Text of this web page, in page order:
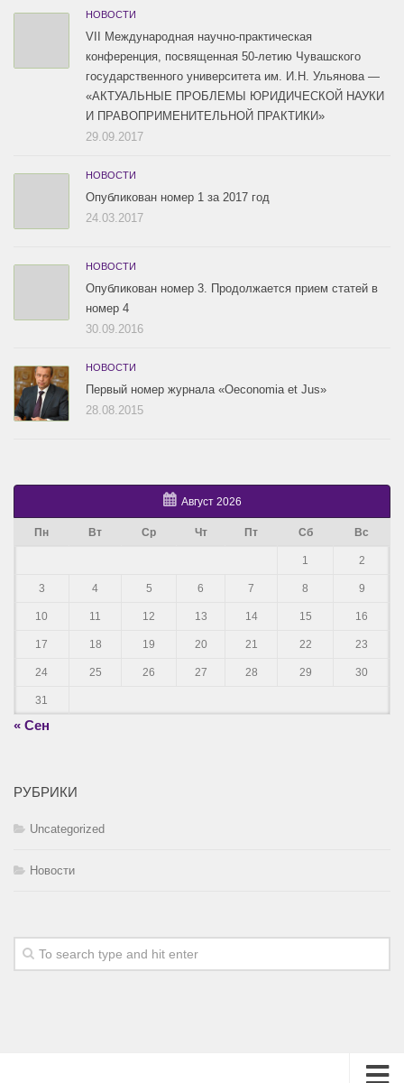
НОВОСТИ
VII Международная научно-практическая
конференция, посвященная 50-летию Чувашского
государственного университета им. И.Н. Ульянова —
«АКТУАЛЬНЫЕ ПРОБЛЕМЫ ЮРИДИЧЕСКОЙ НАУКИ
И ПРАВОПРИМЕНИТЕЛЬНОЙ ПРАКТИКИ»
29.09.2017
НОВОСТИ
Опубликован номер 1 за 2017 год
24.03.2017
НОВОСТИ
Опубликован номер 3. Продолжается прием статей в
номер 4
30.09.2016
НОВОСТИ
Первый номер журнала «Oeconomia et Jus»
28.08.2015
Август 2026
Пн Вт Ср Чт Пт Сб Вс
1 2
3 4 5 6 7 8 9
10 11 12 13 14 15 16
17 18 19 20 21 22 23
24 25 26 27 28 29 30
31
« Сен
РУБРИКИ
Uncategorized
Новости